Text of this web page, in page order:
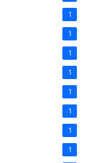
1
1
1
1
1
1
1
1